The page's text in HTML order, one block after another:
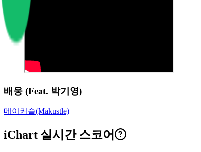
배웅 (Feat. 박기영)
메이커슬(Makustle)
iChart 실시간 스코어